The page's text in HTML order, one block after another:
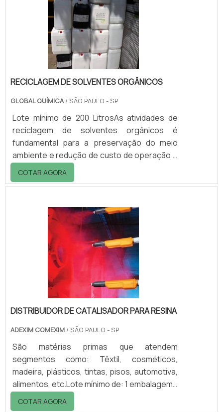
revestimentos transparentes. Podem ser
utilizados em linha automotiva, cosméticos e
farmacêuti.
RECICLAGEM DE SOLVENTES ORGÂNICOS
GLOBAL QUÍMICA/ SÃO PAULO - SP
Lote mínimo de 200 LitrosAs atividades de
reciclagem de solventes orgânicos é
fundamental para a preservação do meio
ambiente e redução de custo de operação e
produção de muitas empresas do setor
industrial, além de evitar que esses resíduos
processo de reciclagem desse tipo de
solvente fabricado com matéria-prima
orgânica requer a aplicação de algumas
técnicas especiais, como a de decantação,
que é encarregada de eliminar todas as
impurezas derivadas do uso a.
COTAR AGORA
DISTRIBUIDOR DE CATALISADOR PARA RESINA
ADEXIM COMEXIM / SÃO PAULO - SP
São matérias primas que atendem
segmentos como: Têxtil, cosméticos,
madeira, plásticos, tintas, pisos, automotiva,
alimentos, etc.Lote mínimo de: 1 embalagem -
20kgO distribuidor de catalisador para resina
é um produto químico utilizado para
COTAR AGORA